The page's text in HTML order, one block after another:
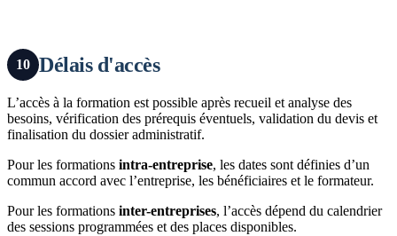
10 Délais d'accès
L’accès à la formation est possible après recueil et analyse des
besoins, vérification des prérequis éventuels, validation du devis et
finalisation du dossier administratif.
Pour les formations intra-entreprise, les dates sont définies d’un
commun accord avec l’entreprise, les bénéficiaires et le formateur.
Pour les formations inter-entreprises, l’accès dépend du calendrier
des sessions programmées et des places disponibles.